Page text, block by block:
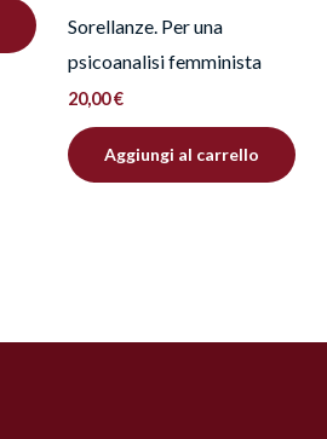
Sorellanze. Per una
psicoanalisi femminista
20,00€
Aggiungi al carrello